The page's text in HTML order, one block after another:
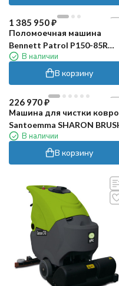
1 385 950₽
Поломоечная машина
Bennett Patrol P150-85R
(300Ач Li)
В наличии
В корзину
226 970₽
Машина для чистки
Santoemma SHARON
В наличии
В корзину